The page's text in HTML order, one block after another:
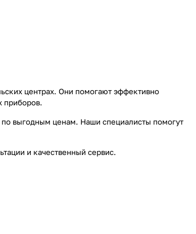
центрах. Они помогают эффективно
приборов.
выгодным ценам. Наши специалисты помогут
и качественный сервис.